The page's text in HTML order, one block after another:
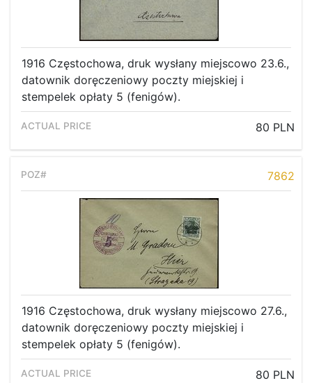
1916 Częstochowa, druk wysłany miejscowo 23.6.,
datownik doręczeniowy poczty miejskiej i
stempelek opłaty 5 (fenigów).
80 PLN
7862
1916 Częstochowa, druk wysłany miejscowo 27.6.,
datownik doręczeniowy poczty miejskiej i
stempelek opłaty 5 (fenigów).
80 PLN